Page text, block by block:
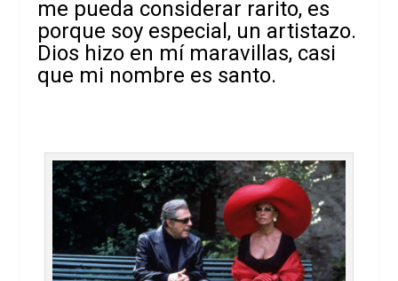
me pueda considerar rarito, es
porque soy especial, un artistazo.
Dios hizo en mí maravillas, casi
que mi nombre es santo.